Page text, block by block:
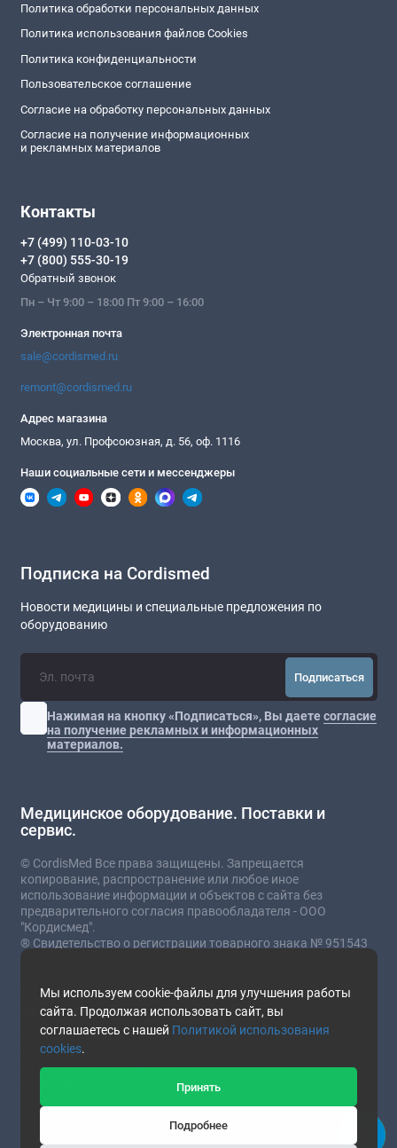
Мы используем cookie-файлы для улучшения работы
сайта. Продолжая использовать сайт, вы
соглашаетесь с нашей Политикой использования
cookies.
Принять
Подробнее
Политика обработки персональных данных
Политика использования файлов Cookies
Политика конфиденциальности
Пользовательское соглашение
Согласие на обработку персональных данных
Согласие на получение информационных
и рекламных материалов
Контакты
+7 (499) 110-03-10
+7 (800) 555-30-19
Обратный звонок
Пн – Чт 9:00 – 18:00 Пт 9:00 – 16:00
Электронная почта
sale@cordismed.ru
remont@cordismed.ru
Адрес магазина
Москва, ул. Профсоюзная, д. 56, оф. 1116
Наши социальные сети и мессенджеры
Подписка на Cordismed
Новости медицины и специальные предложения по
оборудованию
Подписаться
Нажимая на кнопку «Подписаться», Вы даетесогласие
на получение рекламных и информационных
материалов.
Медицинское оборудование. Поставки и
сервис.
© CordisMed Все права защищены. Запрещается
копирование, распространение или любое иное
использование информации и объектов с сайта без
предварительного согласия правообладателя - ООО
"Кордисмед".
® Свидетельство о регистрации товарного знака № 951543
от 03.07.2023
* Сайт носит информационный характер и не
является публичной офертой.
Стоимость товаров и услуг зависит от комплектации,
текущего курса валют и прочих факторов.
Наличие и подробные характеристики товара уточняйте у
представителей компании.
This site is protected by reCAPTCHA and the Google
apply.